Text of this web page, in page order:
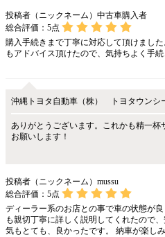
投稿者（ニックネーム）中古車購入者
総合評価： 5点
購入手続きまで丁寧に対応して頂けまし
もアドバイス頂けたので、気持ちよく手続
沖縄トヨタ自動車（株） トヨタウンシ
ありがとうございます。これかも精一杯
お願いします！
投稿者（ニックネーム）mussu
総合評価： 5点
ディーラー系のお店との事で車の状態が
も親切丁寧に詳しく説明してくれたので
気もとても、良かったです。 納車が楽し